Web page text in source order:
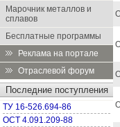
Марочник металлов и
сплавов
Бесплатные программы
Реклама на портале
Отраслевой форум
Последние поступления
ТУ 16-526.694-86
ОСТ 4.091.209-88